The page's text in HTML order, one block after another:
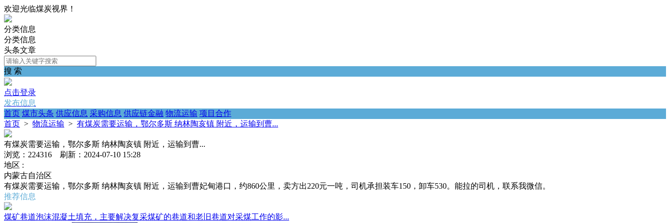
欢迎光临煤炭视界！
分类信息
分类信息
头条文章
搜 索
点击登录
发布信息
首页 煤市头条 供应信息 采购信息 供应链金融 物流运输 项目合作
首页 > 物流运输 > 有煤炭需要运输，鄂尔多斯 纳林陶亥镇 附近，运输到曹...
有煤炭需要运输，鄂尔多斯 纳林陶亥镇 附近，运输到曹...
浏览：224316 刷新：2024-07-10 15:28
地区 :
内蒙古自治区
有煤炭需要运输，鄂尔多斯 纳林陶亥镇 附近，运输到曹妃甸港口，约860公里，卖方出220元一吨，司机承担装车150，卸车530。能拉的司机，联系我微信。
推荐信息
煤矿巷道泡沫混凝土填充，主要解决复采煤矿的巷道和老旧巷道对采煤工作的影...